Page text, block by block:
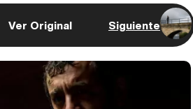
Ver Original Siguiente